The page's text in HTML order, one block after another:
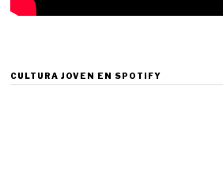
CULTURA JOVEN EN SPOTIFY